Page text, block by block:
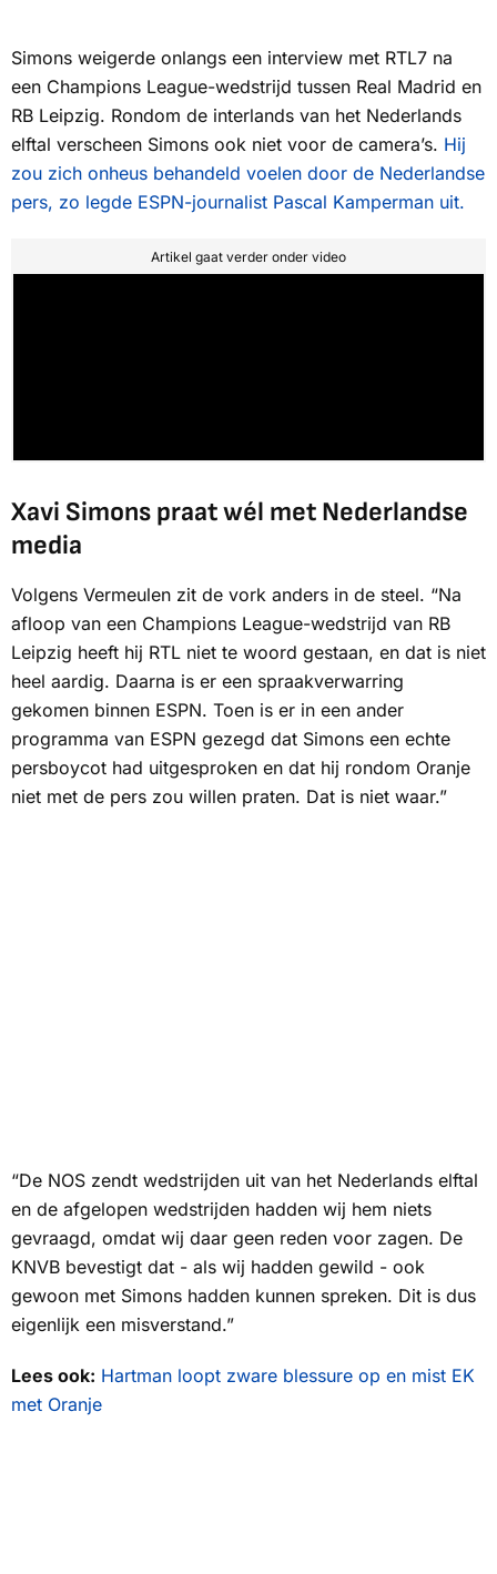
Simons weigerde onlangs een interview met RTL7 na
een Champions League-wedstrijd tussen Real Madrid en
RB Leipzig. Rondom de interlands van het Nederlands
elftal verscheen Simons ook niet voor de camera’s. Hij
zou zich onheus behandeld voelen door de Nederlandse
pers, zo legde ESPN-journalist Pascal Kamperman uit.
Artikel gaat verder onder video
Xavi Simons praat wél met Nederlandse
media
Volgens Vermeulen zit de vork anders in de steel. “Na
afloop van een Champions League-wedstrijd van RB
Leipzig heeft hij RTL niet te woord gestaan, en dat is niet
heel aardig. Daarna is er een spraakverwarring
gekomen binnen ESPN. Toen is er in een ander
programma van ESPN gezegd dat Simons een echte
persboycot had uitgesproken en dat hij rondom Oranje
niet met de pers zou willen praten. Dat is niet waar.”
“De NOS zendt wedstrijden uit van het Nederlands elftal
en de afgelopen wedstrijden hadden wij hem niets
gevraagd, omdat wij daar geen reden voor zagen. De
KNVB bevestigt dat - als wij hadden gewild - ook
gewoon met Simons hadden kunnen spreken. Dit is dus
eigenlijk een misverstand.”
Lees ook: Hartman loopt zware blessure op en mist EK
met Oranje